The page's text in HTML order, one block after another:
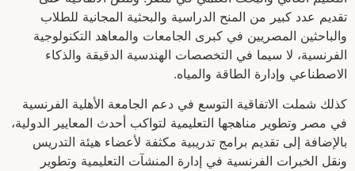
تقديم عدد كبير من المنح الدراسية والبحثية المجانية للطلاب
والباحثين المصريين في كبرى الجامعات والمعاهد التكنولوجية
الفرنسية، لا سيما في التخصصات الهندسية الدقيقة والذكاء
الاصطناعي وإدارة الطاقة والمياه.
كذلك شملت الاتفاقية التوسع في دعم الجامعة الأهلية الفرنسية
في مصر وتطوير مناهجها التعليمية لتواكب أحدث المعايير الدولية،
بالإضافة إلى تقديم برامج تدريبية مكثفة لأعضاء هيئة التدريس
ونقل الخبرات الفرنسية في إدارة المنشآت التعليمية وتطوير